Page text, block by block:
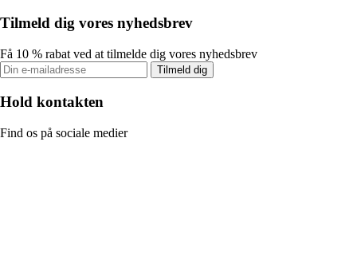
Tilmeld dig vores nyhedsbrev
Få 10 % rabat ved at tilmelde dig vores nyhedsbrev
Tilmeld dig
Hold kontakten
Find os på sociale medier